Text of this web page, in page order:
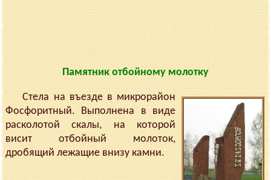
Памятник отбойному молотку
Стела на въезде в микрорайон
Фосфоритный. Выполнена в виде
расколотой скалы, на которой
висит отбойный молоток,
дробящий лежащие внизу камни.